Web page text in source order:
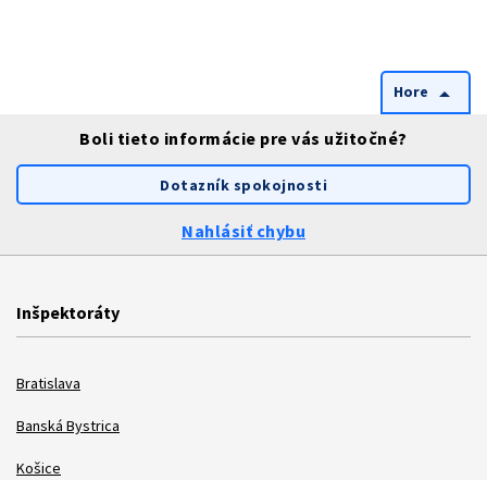
Hore arrow_drop_up
Boli tieto informácie pre vás užitočné?
Dotazník spokojnosti
Nahlásiť chybu
Inšpektoráty
Bratislava
Banská Bystrica
Košice